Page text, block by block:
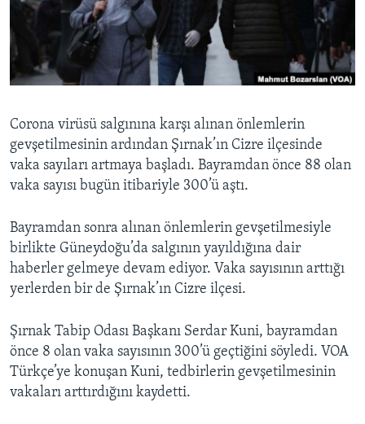
HAYATTAN
BIZI TAKIP EDIN
Diller
Corona virüsü salgınına karşı alınan önlemlerin
gevşetilmesinin ardından Şırnak’ın Cizre ilçesinde
vaka sayıları artmaya başladı. Bayramdan önce 88 olan
vaka sayısı bugün itibariyle 300’ü aştı.
Bayramdan sonra alınan önlemlerin gevşetilmesiyle
birlikte Güneydoğu’da salgının yayıldığına dair
haberler gelmeye devam ediyor. Vaka sayısının arttığı
yerlerden bir de Şırnak’ın Cizre ilçesi.
Şırnak Tabip Odası Başkanı Serdar Kuni, bayramdan
önce 8 olan vaka sayısının 300’ü geçtiğini söyledi. VOA
Türkçe’ye konuşan Kuni, tedbirlerin gevşetilmesinin
vakaları arttırdığını kaydetti.